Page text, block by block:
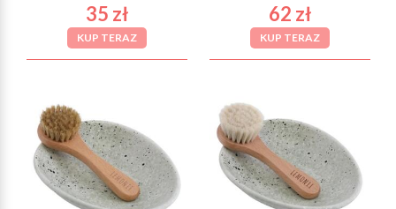
35 zł
KUP TERAZ
62 zł
KUP TERAZ